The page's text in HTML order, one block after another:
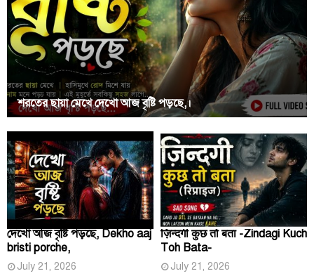
শরতের ছায়া মেখে দেখো আজ বৃষ্টি পড়ছে,।
দেখো আজ বৃষ্টি পড়ছে, Dekho aaj
bristi porche,
July 21, 2026
ज़िन्दगी कुछ तो बता -Zindagi Kuch
Toh Bata-
July 21, 2026